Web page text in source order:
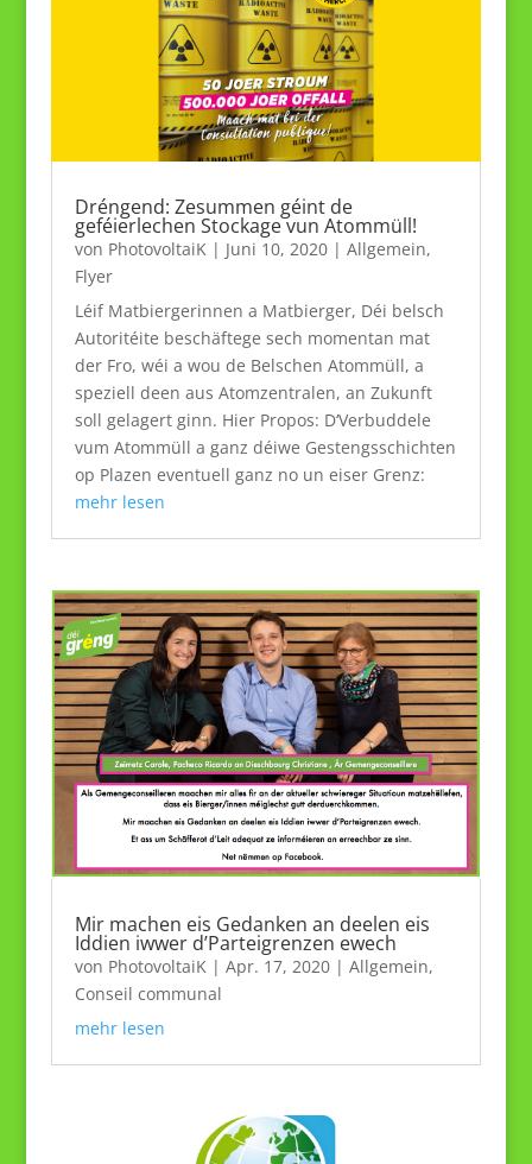
Dréngend: Zesummen géint de
geféierlechen Stockage vun Atommüll!
von PhotovoltaiK| Juni 10, 2020| Allgemein,
Flyer
Léif Matbiergerinnen a Matbierger, Déi belsch
Autoritéite beschäftege sech momentan mat
der Fro, wéi a wou de Belschen Atommüll, a
speziell deen aus Atomzentralen, an Zukunft
soll gelagert ginn. Hier Propos: D‘Verbuddele
vum Atommüll a ganz déiwe Gestengsschichten
op Plazen eventuell ganz no un eiser Grenz:
mehr lesen
Mir machen eis Gedanken an deelen eis
Iddien iwwer d’Parteigrenzen ewech
von PhotovoltaiK| Apr. 17, 2020| Allgemein,
Conseil communal
mehr lesen